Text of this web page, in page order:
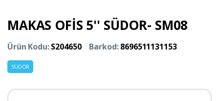
MAKAS OFİS 5'' SÜDOR- SM08
Ürün Kodu:S204650 Barkod:8696511131153
SÜDOR